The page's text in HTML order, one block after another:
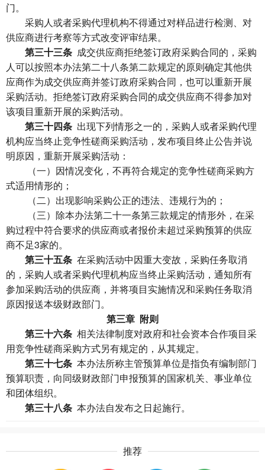
门。
采购人或者采购代理机构不得通过对样品进行检测、对
供应商进行考察等方式改变评审结果。
第三十三条 成交供应商拒绝签订政府采购合同的，采购
人可以按照本办法第二十八条第二款规定的原则确定其他供
应商作为成交供应商并签订政府采购合同，也可以重新开展
采购活动。拒绝签订政府采购合同的成交供应商不得参加对
该项目重新开展的采购活动。
第三十四条 出现下列情形之一的，采购人或者采购代理
机构应当终止竞争性磋商采购活动，发布项目终止公告并说
明原因，重新开展采购活动：
（一）因情况变化，不再符合规定的竞争性磋商采购方
式适用情形的；
（二）出现影响采购公正的违法、违规行为的；
（三）除本办法第二十一条第三款规定的情形外，在采
购过程中符合要求的供应商或者报价未超过采购预算的供应
商不足3家的。
第三十五条 在采购活动中因重大变故，采购任务取消
的，采购人或者采购代理机构应当终止采购活动，通知所有
参加采购活动的供应商，并将项目实施情况和采购任务取消
原因报送本级财政部门。
第三章 附则
第三十六条 相关法律制度对政府和社会资本合作项目采
用竞争性磋商采购方式另有规定的，从其规定。
第三十七条 本办法所称主管预算单位是指负有编制部门
预算职责，向同级财政部门申报预算的国家机关、事业单位
和团体组织。
第三十八条 本办法自发布之日起施行。
推荐